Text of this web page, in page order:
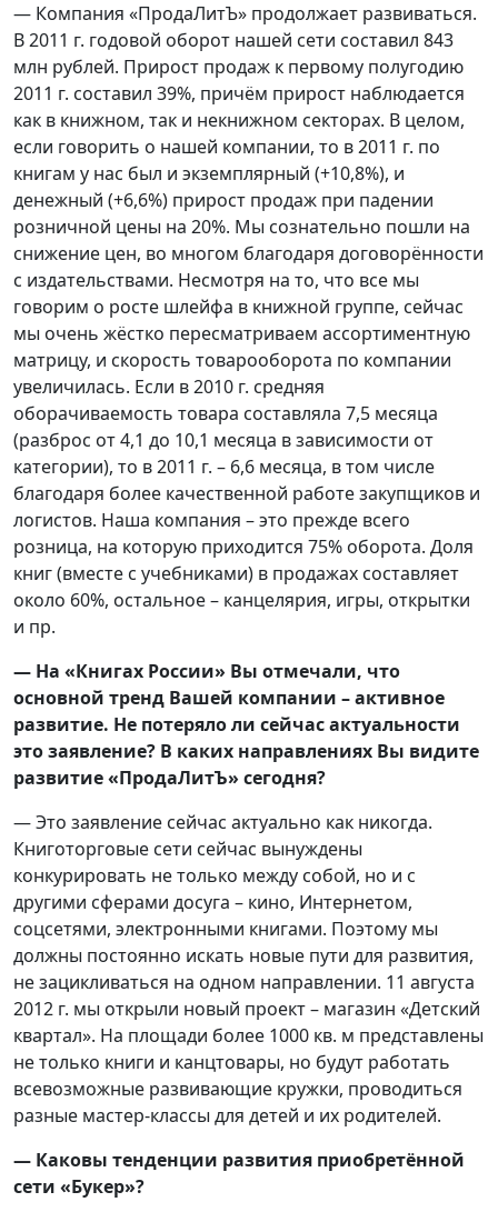
— Компания «ПродаЛитЪ» продолжает развиваться.
В 2011 г. годовой оборот нашей сети составил 843
млн рублей. Прирост продаж к первому полугодию
2011 г. составил 39%, причём прирост наблюдается
как в книжном, так и некнижном секторах. В целом,
если говорить о нашей компании, то в 2011 г. по
книгам у нас был и экземплярный (+10,8%), и
денежный (+6,6%) прирост продаж при падении
розничной цены на 20%. Мы сознательно пошли на
снижение цен, во многом благодаря договорённости
с издательствами. Несмотря на то, что все мы
говорим о росте шлейфа в книжной группе, сейчас
мы очень жёстко пересматриваем ассортиментную
матрицу, и скорость товарооборота по компании
увеличилась. Если в 2010 г. средняя
оборачиваемость товара составляла 7,5 месяца
(разброс от 4,1 до 10,1 месяца в зависимости от
категории), то в 2011 г. – 6,6 месяца, в том числе
благодаря более качественной работе закупщиков и
логистов. Наша компания – это прежде всего
розница, на которую приходится 75% оборота. Доля
книг (вместе с учебниками) в продажах составляет
около 60%, остальное – канцелярия, игры, открытки
и пр.
— На «Книгах России» Вы отмечали, что
основной тренд Вашей компании – активное
развитие. Не потеряло ли сейчас актуальности
это заявление? В каких направлениях Вы видите
развитие «ПродаЛитЪ» сегодня?
— Это заявление сейчас актуально как никогда.
Книготорговые сети сейчас вынуждены
конкурировать не только между собой, но и с
другими сферами досуга – кино, Интернетом,
соцсетями, электронными книгами. Поэтому мы
должны постоянно искать новые пути для развития,
не зацикливаться на одном направлении. 11 августа
2012 г. мы открыли новый проект – магазин «Детский
квартал». На площади более 1000 кв. м представлены
не только книги и канцтовары, но будут работать
всевозможные развивающие кружки, проводиться
разные мастер-классы для детей и их родителей.
— Каковы тенденции развития приобретённой
сети «Букер»?